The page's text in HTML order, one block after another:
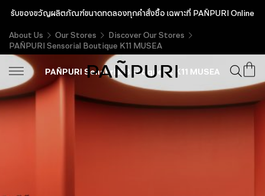
รับของขวัญผลิตภัณฑ์ขนาดทดลองทุกคำสั่งซื้อ เฉพาะที่ PAÑPURI Online
สิทธิพิเศษสำหรับลูกค้าใหม่ รับ Complimentary 200 บาท พร้อมของขวัญ
เอ็กซ์คลูซีฟ
About Us
Our Stores
Discover Our Stores
PAÑPURI Sensorial Boutique K11 MUSEA
THE PERFUMIST’S CHAMBER
PAÑPURI Sensorial Boutique at K11 MUSEA